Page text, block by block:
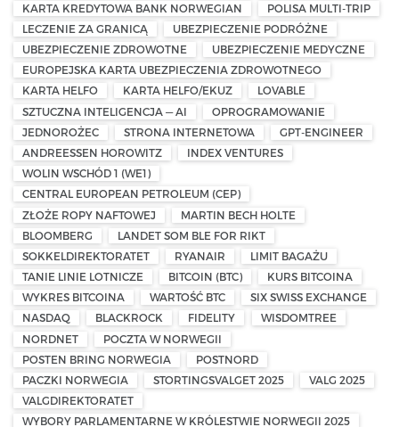
KARTA KREDYTOWA BANK NORWEGIAN
POLISA MULTI-TRIP
LECZENIE ZA GRANICĄ
UBEZPIECZENIE PODRÓŻNE
UBEZPIECZENIE ZDROWOTNE
UBEZPIECZENIE MEDYCZNE
EUROPEJSKA KARTA UBEZPIECZENIA ZDROWOTNEGO
KARTA HELFO
KARTA HELFO/EKUZ
LOVABLE
SZTUCZNA INTELIGENCJA — AI
OPROGRAMOWANIE
JEDNOROŻEC
STRONA INTERNETOWA
GPT-ENGINEER
ANDREESSEN HOROWITZ
INDEX VENTURES
WOLIN WSCHÓD 1 (WE1)
CENTRAL EUROPEAN PETROLEUM (CEP)
ZŁOŻE ROPY NAFTOWEJ
MARTIN BECH HOLTE
BLOOMBERG
LANDET SOM BLE FOR RIKT
SOKKELDIREKTORATET
RYANAIR
LIMIT BAGAŻU
TANIE LINIE LOTNICZE
BITCOIN (BTC)
KURS BITCOINA
WYKRES BITCOINA
WARTOŚĆ BTC
SIX SWISS EXCHANGE
NASDAQ
BLACKROCK FIDELITY
WISDOMTREE
NORDNET
POCZTA W NORWEGII
POSTEN BRING NORWEGIA
POSTNORD
PACZKI NORWEGIA
STORTINGSVALGET 2025
VALG 2025
VALGDIREKTORATET
WYBORY PARLAMENTARNE W KRÓLESTWIE NORWEGII 2025